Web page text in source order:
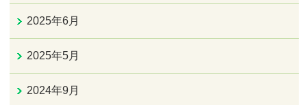
2025年6月
2025年5月
2024年9月